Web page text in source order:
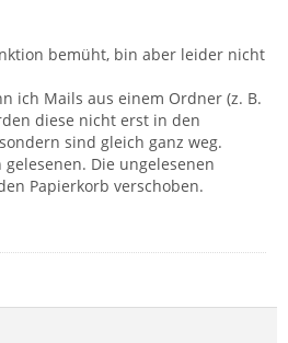
bemüht, bin aber leider nicht
ich Mails aus einem Ordner (z. B.
diese nicht erst in den
sind gleich ganz weg.
Die ungelesenen
Papierkorb verschoben.